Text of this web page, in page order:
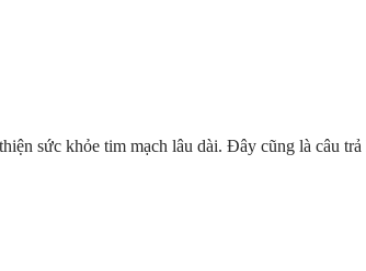
sức khỏe tim mạch lâu dài. Đây cũng là câu